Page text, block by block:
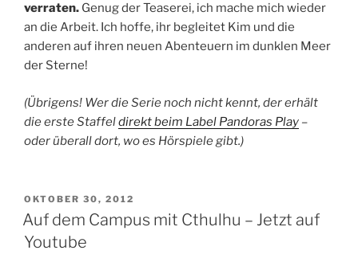
verraten. Genug der Teaserei, ich mache mich wieder
an die Arbeit. Ich hoffe, ihr begleitet Kim und die
anderen auf ihren neuen Abenteuern im dunklen Meer
der Sterne!
(Übrigens! Wer die Serie noch nicht kennt, der erhält
die erste Staffeldirekt beim Label Pandoras Play –
oder überall dort, wo es Hörspiele gibt.)
VERÖFFENTLICHT
AM
OKTOBER 30, 2012
Auf dem Campus mit Cthulhu – Jetzt auf
Youtube